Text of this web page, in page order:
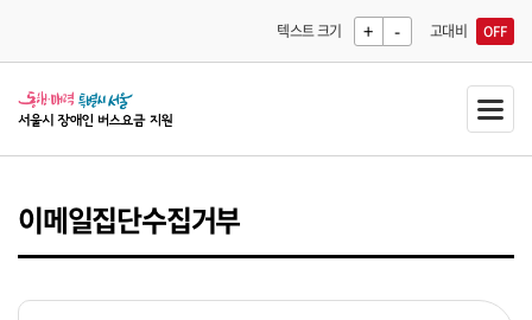
텍스트 크기 + - 고대비 OFF
이메일집단수집거부